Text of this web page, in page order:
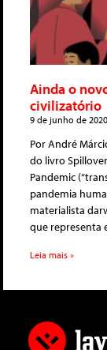
Ainda o
civilizatório
9 de junho de 2020
Por André
do livro
Pandemic
pandemia
materialista
que representa
Leia mais »